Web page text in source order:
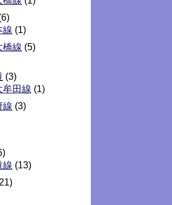
線 (1)
橋線 (5)
(3)
牟田線 (1)
線 (3)
線 (13)